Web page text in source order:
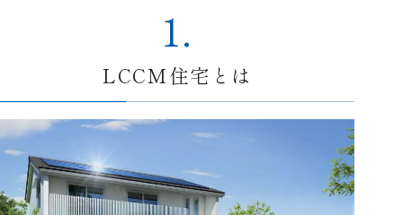
1.
LCCM住宅とは